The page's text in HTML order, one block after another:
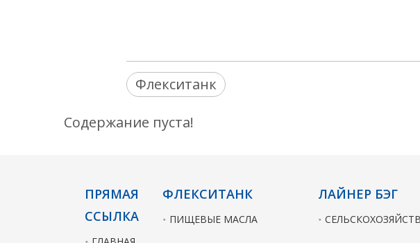
Флекситанк
Содержание пуста!
ПРЯМАЯ
ССЫЛКА
ФЛЕКСИТАНК
ПИЩЕВЫЕ МАСЛА
ЛАЙНЕР БЭГ